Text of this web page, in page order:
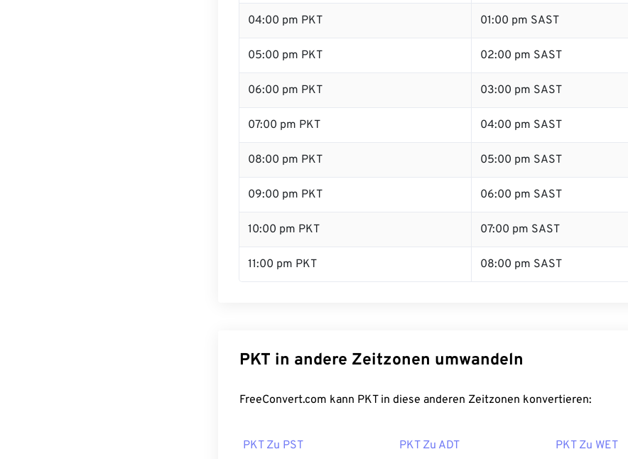
04:00 pm PKT 01:00 pm SAST
05:00 pm PKT 02:00 pm SAST
06:00 pm PKT 03:00 pm SAST
07:00 pm PKT 04:00 pm SAST
08:00 pm PKT 05:00 pm SAST
09:00 pm PKT 06:00 pm SAST
10:00 pm PKT 07:00 pm SAST
11:00 pm PKT 08:00 pm SAST
PKT in andere Zeitzonen umwandeln
FreeConvert.com kann PKT in diese anderen Zeitzonen konvertieren:
PKT Zu PST PKT Zu ADT PKT Zu WET